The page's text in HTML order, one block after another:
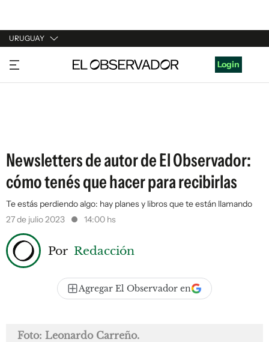
URUGUAY
URUGUAY
ARGENTINA
Login
Newsletters de autor de El Observador:
cómo tenés que hacer para recibirlas
Te estás perdiendo algo: hay planes y libros que te están llamando
27 de julio 2023
14:00 hs
Por Redacción
Agregar El Observador en
Foto: Leonardo Carreño.